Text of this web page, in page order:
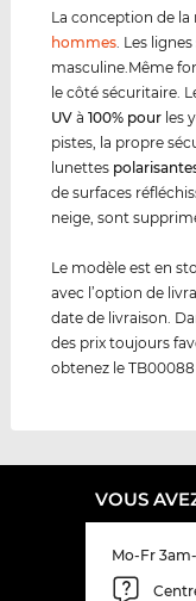
La conception de
hommes. Les
masculine.Même
le côté sécuritaire.
UV à100% pour les
pistes, la propre
lunettes
de surfaces
neige, sont
Le modèle est en
avec l’option de
date de livraison.
des prix toujours
obtenez le
VOUS
Mo-Fr